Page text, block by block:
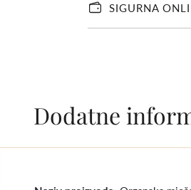
SIGURNA
Dodatne